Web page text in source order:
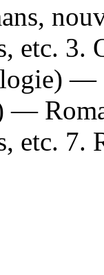
etc.
—
—
etc. 7.